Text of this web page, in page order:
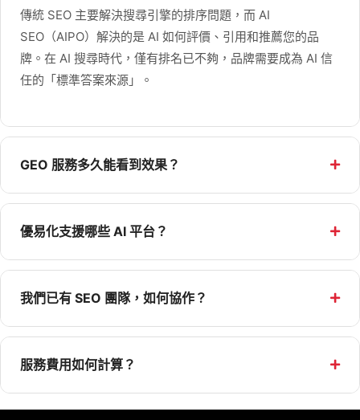
傳統 SEO 主要解決搜尋引擎的排序問題，而 AI
SEO（AIPO）解決的是 AI 如何評價、引用和推薦您的品
牌。在 AI 搜尋時代，僅有排名已不夠，品牌需要成為 AI 信
任的「標準答案來源」。
GEO 服務多久能看到效果？
優易化支援哪些 AI 平台？
我們已有 SEO 團隊，如何協作？
服務費用如何計算？